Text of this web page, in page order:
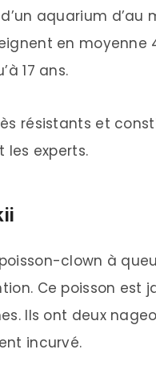
aquarium
en moyenne
17 ans.
résistants et
les experts.
clown à
Ce poisson est
Ils ont deux
incurvé.